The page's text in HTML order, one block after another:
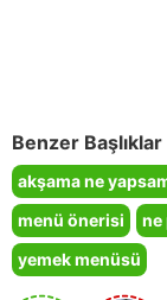
Benzer Başlıklar
akşama ne
menü önerisi
ne
yemek menüsü